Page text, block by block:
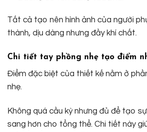
Tất cả tạo nên hình ảnh của người
thành, dịu dàng nhưng đầy khí chất.
Chi tiết tay phồng nhẹ tạo điểm
Điểm đặc biệt của thiết kế nằm ở
nhẹ.
Không quá cầu kỳ nhưng đủ để tạo
sang hơn cho tổng thể. Chi tiết này